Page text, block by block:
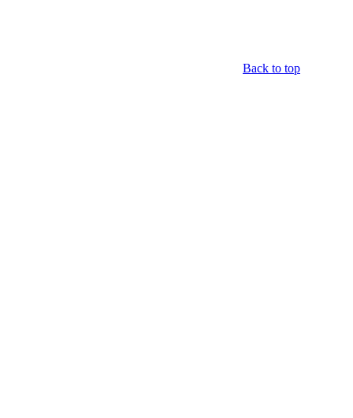
Back to top